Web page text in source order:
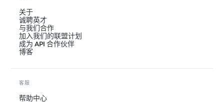
关于
诚聘英才
与我们合作
加入我们的联盟计划
成为 API 合作伙伴
博客
客服
帮助中心